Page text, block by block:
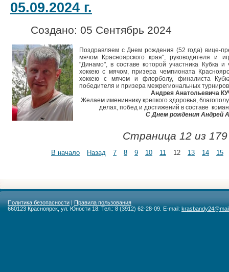
05.09.2024 г.
Создано: 05 Сентябрь 2024
Поздравляем с Днем рождения (52 года) вице-
мячом Красноярского края", руководителя и
"Динамо", в составе которой участника Кубка и
хоккею с мячом, призера чемпионата
хоккею с мячом и флорболу, финалиста
победителя и призера межрегиональных
Андрея Анатольевича
Желаем имениннику крепкого здоровья,
делах, побед и достижений в составе
С Днем рождения Андрей
Страница 12 из 179
В начало Назад 7 8 9 10 11 12 13 14 15
Политика безопасности|Правила пользования
660123 Красноярск, ул. Юности 18. Тел.: 8 (3912) 62-28-09. E-mail: